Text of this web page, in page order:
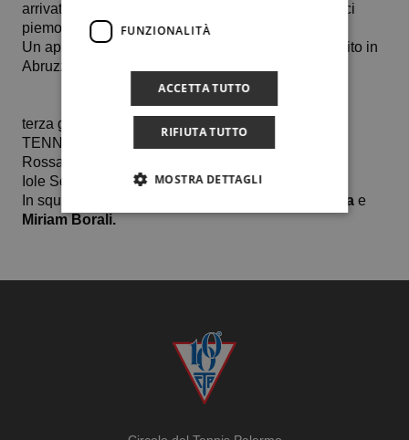
arrivata una sconfitta al cospetto delle forti giocatrici
piemontesi del Tennis Rivoli 2000.
Un applauso alle ladies 70 per il 2° posto conseguito in
Abruzzo.
terza giornata
TENNIS RIVOLI – CT PALERMO 2-0
Rossana Iaccarino b.
Iole Servidori b.
Paola Brizzi6-4 3-6 11-9
In squadra per il Ct Palermo anche
Lidia De Nicola e
Miriam Borali.
FUNZIONALITÀ
ACCETTA TUTTO
RIFIUTA TUTTO
MOSTRA DETTAGLI